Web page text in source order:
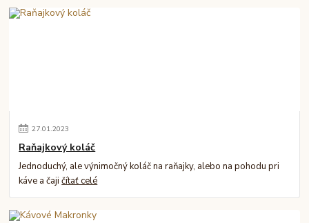
27.01.2023
Raňajkový koláč
Jednoduchý, ale výnimočný koláč na raňajky, alebo na pohodu pri
káve a čajičítať celé